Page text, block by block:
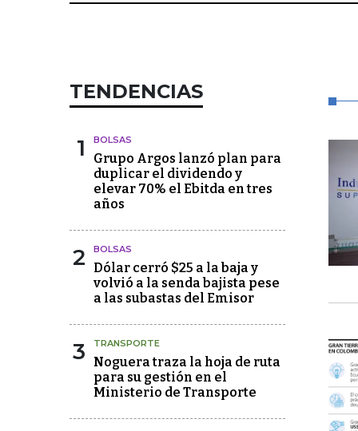
TENDENCIAS
1 BOLSAS
Grupo Argos lanzó plan para
duplicar el dividendo y
elevar 70% el Ebitda en tres
años
2 BOLSAS
Dólar cerró $25 a la baja y
volvió a la senda bajista pese
a las subastas del Emisor
3 TRANSPORTE
Noguera traza la hoja de ruta
para su gestión en el
Ministerio de Transporte